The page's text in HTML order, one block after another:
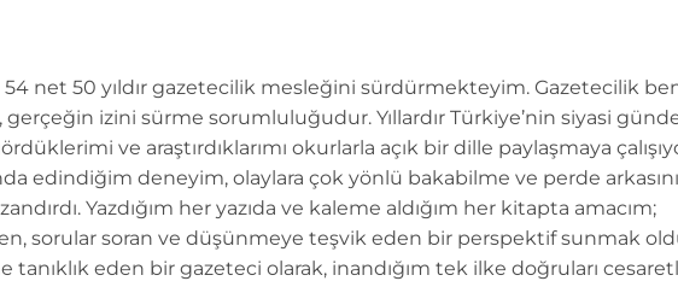
54 net 50 yıldır gazetecilik mesleğini sürdürmekteyim. Gazetecilik
izini sürme sorumluluğudur. Yıllardır Türkiye’nin siyasi
ve araştırdıklarımı okurlarla açık bir dille paylaşmaya
edindiğim deneyim, olaylara çok yönlü bakabilme ve perde arkasını
Yazdığım her yazıda ve kaleme aldığım her kitapta amacım;
sorular soran ve düşünmeye teşvik eden bir perspektif sunmak
tanıklık eden bir gazeteci olarak, inandığım tek ilke doğruları